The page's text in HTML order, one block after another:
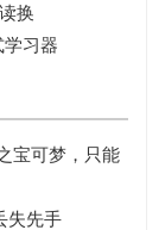
换
学习器
宝可梦 ，只能
失先手